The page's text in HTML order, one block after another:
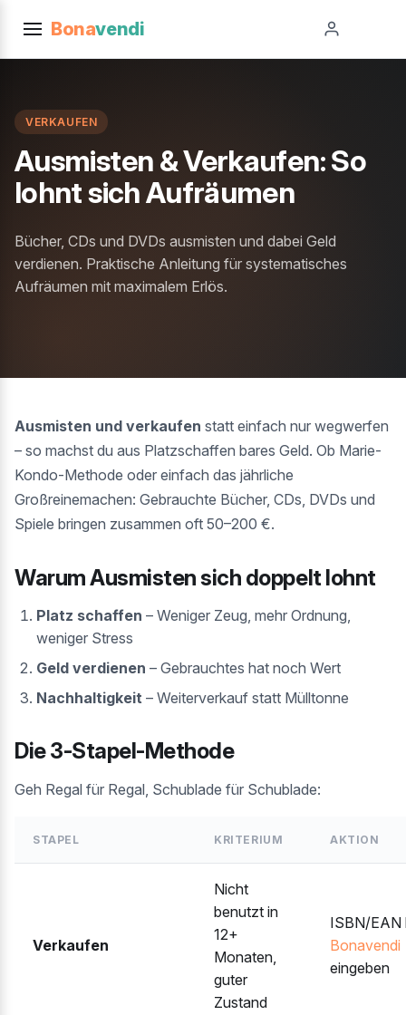
Bonavendi
VERKAUFEN
Ausmisten & Verkaufen: So
lohnt sich Aufräumen
Bücher, CDs und DVDs ausmisten und dabei Geld
verdienen. Praktische Anleitung für systematisches
Aufräumen mit maximalem Erlös.
Ausmisten und verkaufen statt einfach nur wegwerfen
– so machst du aus Platzschaffen bares Geld. Ob Marie-
Kondo-Methode oder einfach das jährliche
Großreinemachen: Gebrauchte Bücher, CDs, DVDs und
Spiele bringen zusammen oft 50–200 €.
Warum Ausmisten sich doppelt lohnt
Platz schaffen – Weniger Zeug, mehr Ordnung,
weniger Stress
Geld verdienen – Gebrauchtes hat noch Wert
Nachhaltigkeit – Weiterverkauf statt Mülltonne
Die 3-Stapel-Methode
Geh Regal für Regal, Schublade für Schublade:
STAPEL KRITERIUM AKTION
Verkaufen
Nicht
benutzt in
12+
Monaten,
guter
Zustand
ISBN/EAN
Bonavendi
eingeben